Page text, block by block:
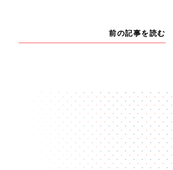
前の記事を読む